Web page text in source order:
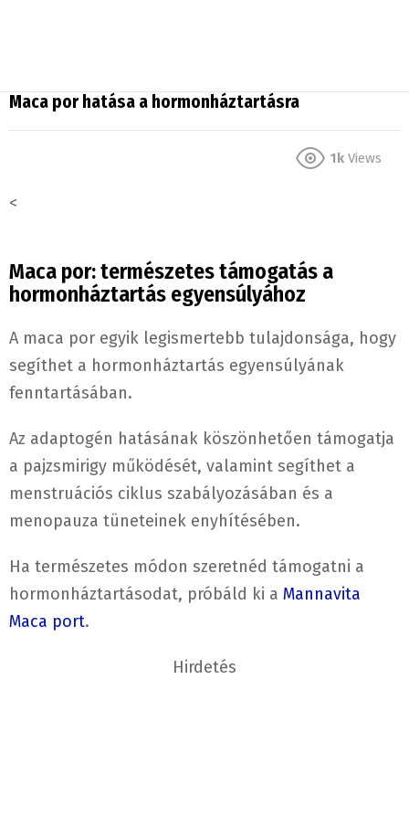
Maca por hatása a hormonháztartásra
1k Views
<
Maca por: természetes támogatás a
hormonháztartás egyensúlyához
A maca por egyik legismertebb tulajdonsága, hogy
segíthet a hormonháztartás egyensúlyának
fenntartásában.
Az adaptogén hatásának köszönhetően támogatja
a pajzsmirigy működését, valamint segíthet a
menstruációs ciklus szabályozásában és a
menopauza tüneteinek enyhítésében.
Ha természetes módon szeretnéd támogatni a
hormonháztartásodat, próbáld ki a Mannavita
Maca port.
Hirdetés